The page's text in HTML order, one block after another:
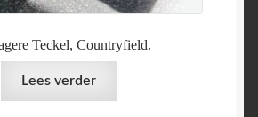
Teckel, Countryfield.
Lees verder